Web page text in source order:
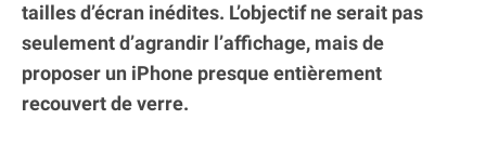
tailles d’écran inédites. L’objectif ne serait pas
seulement d’agrandir l’affichage, mais de
proposer un iPhone presque entièrement
recouvert de verre.